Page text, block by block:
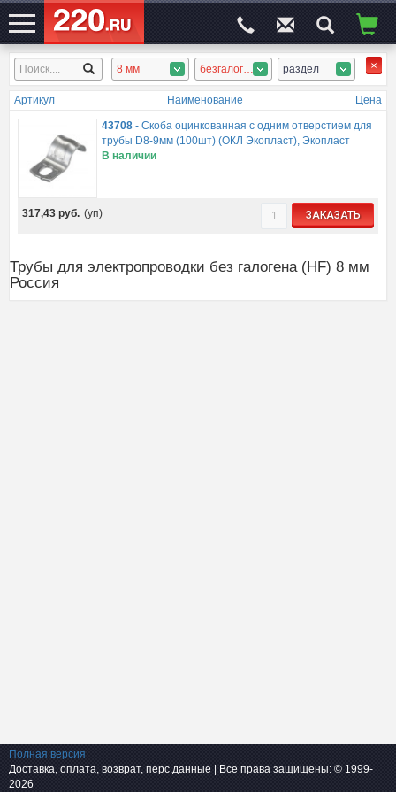
ЭЛЕКТРОСАЙТ№1 8 мм безгалоген. гофротруба, безгалоген. гладкая, безгалоген. аксессуары раздел
Артикул Наименование Цена
43708- Скоба оцинкованная с одним отверстием для
трубы D8-9мм (100шт) (ОКЛ Экопласт), Экопласт
В наличии
317,43 руб. (уп) ЗАКАЗАТЬ
Трубы для электропроводки без галогена (HF) 8 мм
Россия
Полная версия
Доставка, оплата, возврат, перс.данные | Все права защищены: © 1999-
2026